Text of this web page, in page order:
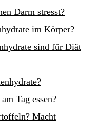
Darm stresst?
im Körper?
sind für Diät
Tag essen?
Macht